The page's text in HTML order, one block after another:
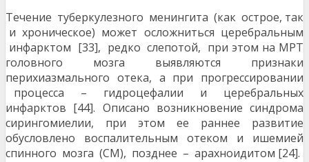
Течение туберкулезного менингита (как острое, так
и хроническое) может осложниться церебральным
инфарктом [33], редко слепотой, при этом на МРТ
головного мозга выявляются признаки
перихиазмального отека, а при прогрессировании
процесса – гидроцефалии и церебральных
инфарктов [44]. Описано возникновение синдрома
сирингомиелии, при этом ее раннее развитие
обусловлено воспалительным отеком и ишемией
спинного мозга (СМ), позднее – арахноидитом [24].